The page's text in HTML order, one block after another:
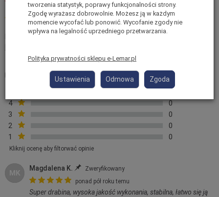
5
Liczba wystawionych ocen: 1
Pokaż tylko opinie potwierdzone zakupem
4
0
3
0
2
0
1
0
Kliknij ocenę aby filtorwać opinie
MK
Magdalena K.
Zweryfikowany
ponad pół roku temu
Super drabina, wysoka jakość wykonania, stabilna, łatwo się ją
tworzenia statystyk, poprawy funkcjonalności strony.
Zgodę wyrażasz dobrowolnie. Możesz ją w każdym
momencie wycofać lub ponowić. Wycofanie zgody nie
wpływa na legalność uprzedniego przetwarzania.
Polityka prywatności sklepu e-Lemar.pl
Ustawienia Odmowa Zgoda